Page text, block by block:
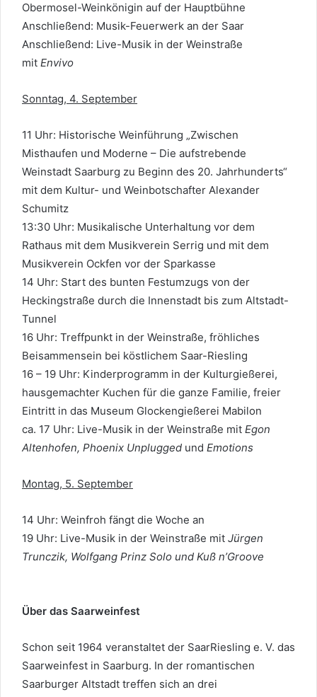
Obermosel-Weinkönigin auf der Hauptbühne
Anschließend: Musik-Feuerwerk an der Saar
Anschließend: Live-Musik in der Weinstraße
mit Envivo
Sonntag, 4. September
11 Uhr: Historische Weinführung „Zwischen
Misthaufen und Moderne – Die aufstrebende
Weinstadt Saarburg zu Beginn des 20. Jahrhunderts“
mit dem Kultur- und Weinbotschafter Alexander
Schumitz
13:30 Uhr: Musikalische Unterhaltung vor dem
Rathaus mit dem Musikverein Serrig und mit dem
Musikverein Ockfen vor der Sparkasse
14 Uhr: Start des bunten Festumzugs von der
Heckingstraße durch die Innenstadt bis zum Altstadt-
Tunnel
16 Uhr: Treffpunkt in der Weinstraße, fröhliches
Beisammensein bei köstlichem Saar-Riesling
16 – 19 Uhr: Kinderprogramm in der Kulturgießerei,
hausgemachter Kuchen für die ganze Familie, freier
Eintritt in das Museum Glockengießerei Mabilon
ca. 17 Uhr: Live-Musik in der Weinstraße mit Egon
Altenhofen, Phoenix Unplugged und Emotions
Montag, 5. September
14 Uhr: Weinfroh fängt die Woche an
19 Uhr: Live-Musik in der Weinstraße mit Jürgen
Trunczik, Wolfgang Prinz Solo und Kuß n’Groove
Über das Saarweinfest
Schon seit 1964 veranstaltet der SaarRiesling e. V. das
Saarweinfest in Saarburg. In der romantischen
Saarburger Altstadt treffen sich an drei